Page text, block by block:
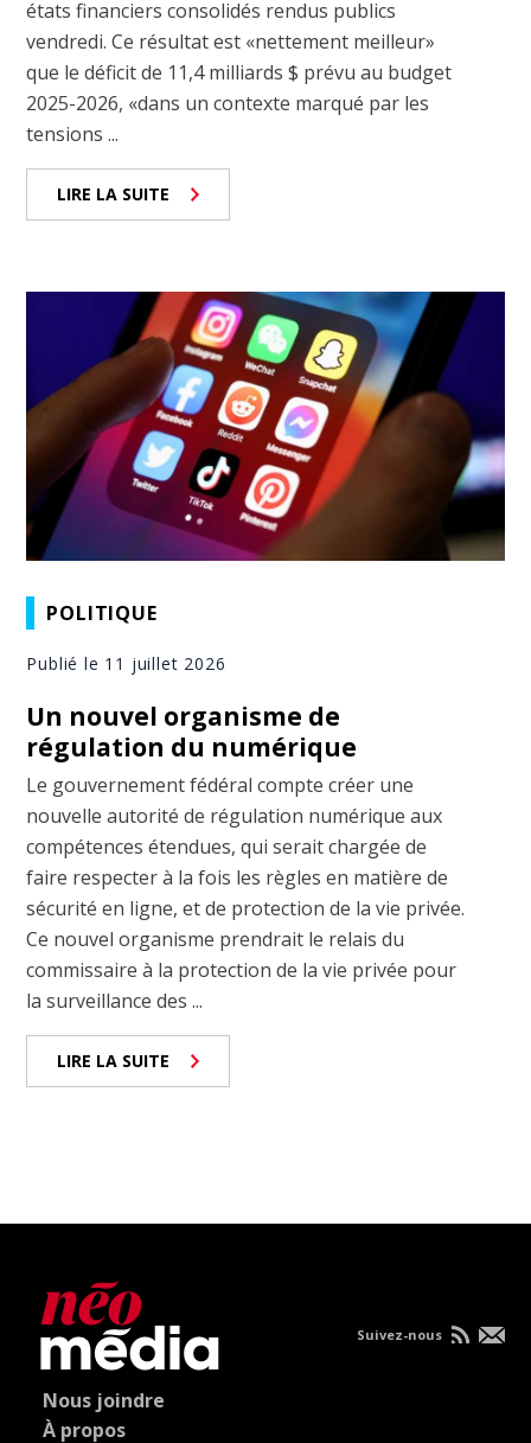
états financiers consolidés rendus publics
vendredi. Ce résultat est «nettement meilleur»
que le déficit de 11,4 milliards $ prévu au budget
2025-2026, «dans un contexte marqué par les
tensions ...
LIRE LA SUITE
POLITIQUE
Publié le 11 juillet 2026
Un nouvel organisme de
régulation du numérique
Le gouvernement fédéral compte créer une
nouvelle autorité de régulation numérique aux
compétences étendues, qui serait chargée de
faire respecter à la fois les règles en matière de
sécurité en ligne, et de protection de la vie privée.
Ce nouvel organisme prendrait le relais du
commissaire à la protection de la vie privée pour
la surveillance des ...
LIRE LA SUITE
Nous joindre
À propos
Suivez-nous